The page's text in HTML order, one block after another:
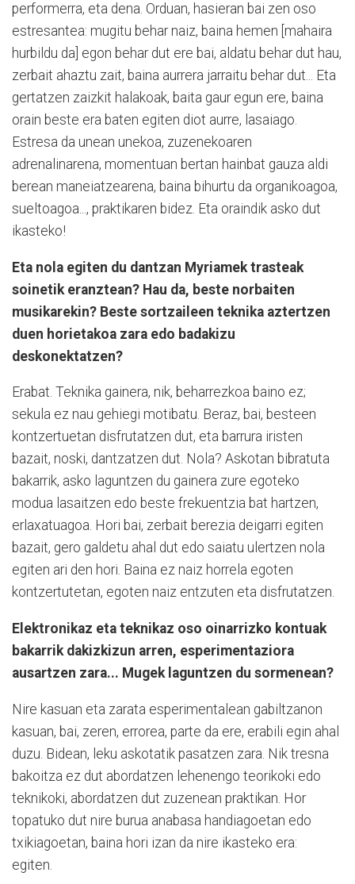
performerra, eta dena. Orduan, hasieran bai zen oso
estresantea: mugitu behar naiz, baina hemen [mahaira
hurbildu da] egon behar dut ere bai, aldatu behar dut hau,
zerbait ahaztu zait, baina aurrera jarraitu behar dut... Eta
gertatzen zaizkit halakoak, baita gaur egun ere, baina
orain beste era baten egiten diot aurre, lasaiago.
Estresa da unean unekoa, zuzenekoaren
adrenalinarena, momentuan bertan hainbat gauza aldi
berean maneiatzearena, baina bihurtu da organikoagoa,
sueltoagoa..., praktikaren bidez. Eta oraindik asko dut
ikasteko!
Eta nola egiten du dantzan Myriamek trasteak
soinetik eranztean? Hau da, beste norbaiten
musikarekin? Beste sortzaileen teknika aztertzen
duen horietakoa zara edo badakizu
deskonektatzen?
Erabat. Teknika gainera, nik, beharrezkoa baino ez;
sekula ez nau gehiegi motibatu. Beraz, bai, besteen
kontzertuetan disfrutatzen dut, eta barrura iristen
bazait, noski, dantzatzen dut. Nola? Askotan bibratuta
bakarrik, asko laguntzen du gainera zure egoteko
modua lasaitzen edo beste frekuentzia bat hartzen,
erlaxatuagoa. Hori bai, zerbait berezia deigarri egiten
bazait, gero galdetu ahal dut edo saiatu ulertzen nola
egiten ari den hori. Baina ez naiz horrela egoten
kontzertutetan, egoten naiz entzuten eta disfrutatzen.
Elektronikaz eta teknikaz oso oinarrizko kontuak
bakarrik dakizkizun arren, esperimentaziora
ausartzen zara... Mugek laguntzen du sormenean?
Nire kasuan eta zarata esperimentalean gabiltzanon
kasuan, bai, zeren, errorea, parte da ere, erabili egin ahal
duzu. Bidean, leku askotatik pasatzen zara. Nik tresna
bakoitza ez dut abordatzen lehenengo teorikoki edo
teknikoki, abordatzen dut zuzenean praktikan. Hor
topatuko dut nire burua anabasa handiagoetan edo
txikiagoetan, baina hori izan da nire ikasteko era:
egiten.